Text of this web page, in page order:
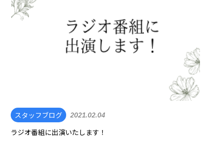
スタッフブログ 2021.02.04
ラジオ番組に出演いたします！